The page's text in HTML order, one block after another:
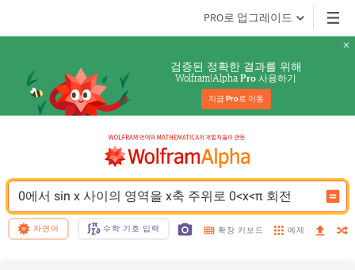
PRO로 업그레이드
검증된 정확한 결과를 위해
Wolfram|Alpha Pro 사용하기
지금 Pro로 이동
0에서 sin x 사이의 영역을 x축 주위로 0<x<π 회전
자연어 수학 기호 입력 확장 키보드 예제